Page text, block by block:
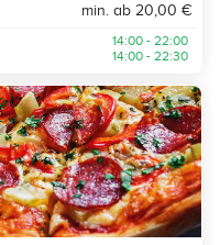
min. ab 20,00 €
14:00 - 22:00
14:00 - 22:30